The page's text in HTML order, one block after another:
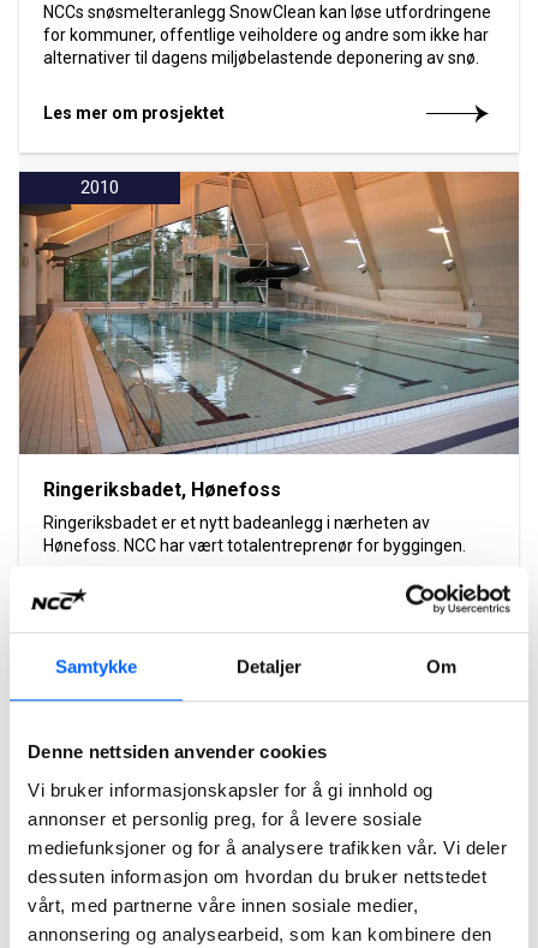
Samtykke Detaljer Om
Denne nettsiden anvender cookies
Vi bruker informasjonskapsler for å gi innhold og
annonser et personlig preg, for å levere sosiale
mediefunksjoner og for å analysere trafikken vår. Vi deler
dessuten informasjon om hvordan du bruker nettstedet
vårt, med partnerne våre innen sosiale medier,
annonsering og analysearbeid, som kan kombinere den
NCCs snøsmelteranlegg SnowClean kan løse utfordringene
for kommuner, offentlige veiholdere og andre som ikke har
alternativer til dagens miljøbelastende deponering av snø.
Les mer om prosjektet
2010
Ringeriksbadet, Hønefoss
Ringeriksbadet er et nytt badeanlegg i nærheten av
Hønefoss. NCC har vært totalentreprenør for byggingen.
Les mer om prosjektet
2010